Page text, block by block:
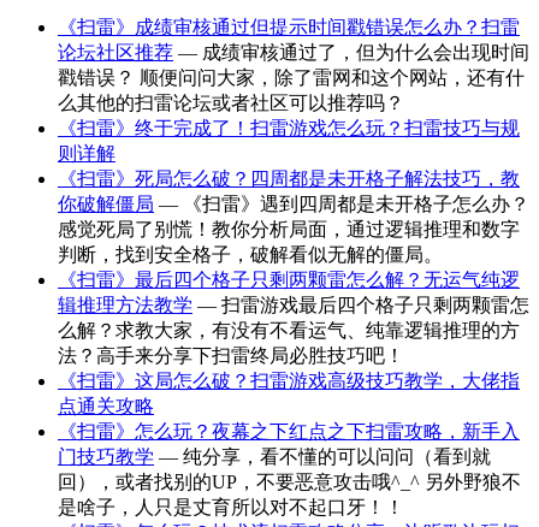
《扫雷》成绩审核通过但提示时间戳错误怎么办？扫雷
论坛社区推荐 — 成绩审核通过了，但为什么会出现时间
戳错误？ 顺便问问大家，除了雷网和这个网站，还有什
么其他的扫雷论坛或者社区可以推荐吗？
《扫雷》终于完成了！扫雷游戏怎么玩？扫雷技巧与规
则详解
《扫雷》死局怎么破？四周都是未开格子解法技巧，教
你破解僵局 — 《扫雷》遇到四周都是未开格子怎么办？
感觉死局了别慌！教你分析局面，通过逻辑推理和数字
判断，找到安全格子，破解看似无解的僵局。
《扫雷》最后四个格子只剩两颗雷怎么解？无运气纯逻
辑推理方法教学 — 扫雷游戏最后四个格子只剩两颗雷怎
么解？求教大家，有没有不看运气、纯靠逻辑推理的方
法？高手来分享下扫雷终局必胜技巧吧！
《扫雷》这局怎么破？扫雷游戏高级技巧教学，大佬指
点通关攻略
《扫雷》怎么玩？夜幕之下红点之下扫雷攻略，新手入
门技巧教学 — 纯分享，看不懂的可以问问（看到就
回），或者找别的UP，不要恶意攻击哦^_^ 另外野狼不
是啥子，人只是丈育所以对不起口牙！！